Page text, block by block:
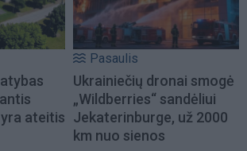
ateitis
Pasaulis
Ukrainiečių dronai smogė
„Wildberries“ sandėliui
Jekaterinburge, už 2000
km nuo sienos